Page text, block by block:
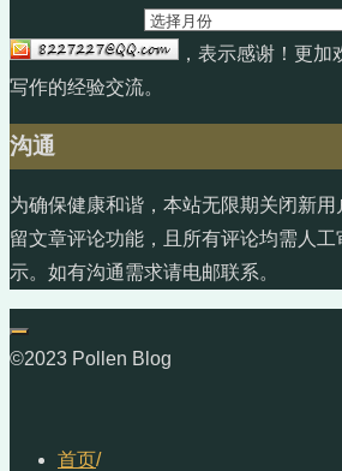
，表示感谢！更
写作的经验交流。
沟通
为确保健康和谐，本站无限期关闭新
留文章评论功能，且所有评论均需人
示。如有沟通需求请电邮联系。
©2023 Pollen Blog
首页/